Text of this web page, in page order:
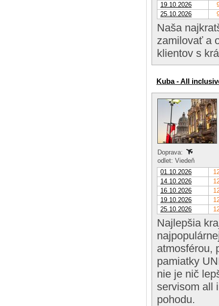
19.10.2026
25.10.2026
Naša
zamilovať a
klientov s
Kuba - All
Doprava:
odlet: Viedeň
01.10.2026
14.10.2026
16.10.2026
19.10.2026
25.10.2026
Najlepšia
atmosférou,
pamiatky
nie je nič
servisom all
pohodu.